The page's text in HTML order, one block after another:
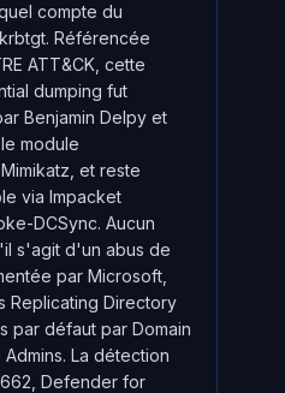
compte du
Référencée
ATT&CK, cette
dumping fut
Benjamin Delpy et
module
et reste
via Impacket
DCSync. Aucun
s'agit d'un abus de
par Microsoft,
Replicating Directory
par défaut par Domain
La détection
Defender for